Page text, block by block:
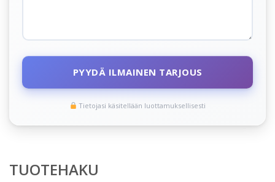
PYYDÄ ILMAINEN TARJOUS
Tietojasi käsitellään luottamuksellisesti
TUOTEHAKU